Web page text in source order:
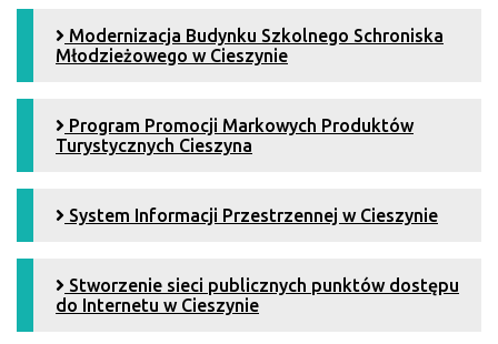
Modernizacja Budynku Szkolnego Schroniska
Młodzieżowego w Cieszynie
Program Promocji Markowych Produktów
Turystycznych Cieszyna
System Informacji Przestrzennej w Cieszynie
Stworzenie sieci publicznych punktów dostępu
do Internetu w Cieszynie